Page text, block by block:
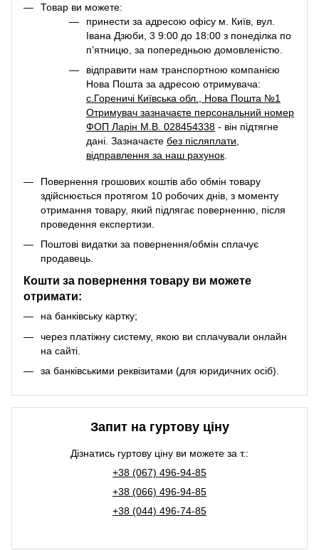
Товар ви можете:
принести за адресою офісу м. Київ, вул.
Івана Дзюби, 3 9:00 до 18:00 з понеділка по
п’ятницю, за попередньою домовленістю.
відправити нам транспортною компанією
Нова Пошта за адресою отримувача:
с.Гореничі Київська обл., Нова Пошта №1
Отримувач зазначаєте персональний номер
ФОП Ларін М.В. 028454338 - він підтягне
дані. Зазначаєте без післяплати,
відправлення за наш рахунок.
Повернення грошових коштів або обмін товару
здійснюється протягом 10 робочих днів, з моменту
отримання товару, який підлягає поверненню, після
проведення експертизи.
Поштові видатки за повернення/обмін сплачує
продавець.
Кошти за повернення товару ви можете
отримати:
на банківську картку;
через платіжну систему, якою ви сплачували онлайн
на сайті.
за банківськими реквізитами (для юридичних осіб).
Запит на гуртову ціну
Дізнатись гуртову ціну ви можете за т.:
+38 (067) 496-94-85
+38 (066) 496-94-85
+38 (044) 496-74-85